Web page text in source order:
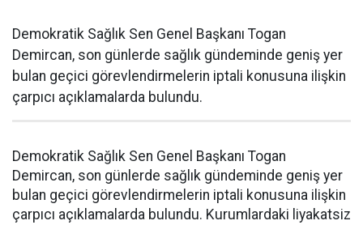
Demokratik Sağlık Sen Genel Başkanı Togan
Demircan, son günlerde sağlık gündeminde geniş yer
bulan geçici görevlendirmelerin iptali konusuna ilişkin
çarpıcı açıklamalarda bulundu.
Demokratik Sağlık Sen Genel Başkanı Togan
Demircan, son günlerde sağlık gündeminde geniş yer
bulan geçici görevlendirmelerin iptali konusuna ilişkin
çarpıcı açıklamalarda bulundu. Kurumlardaki liyakatsiz